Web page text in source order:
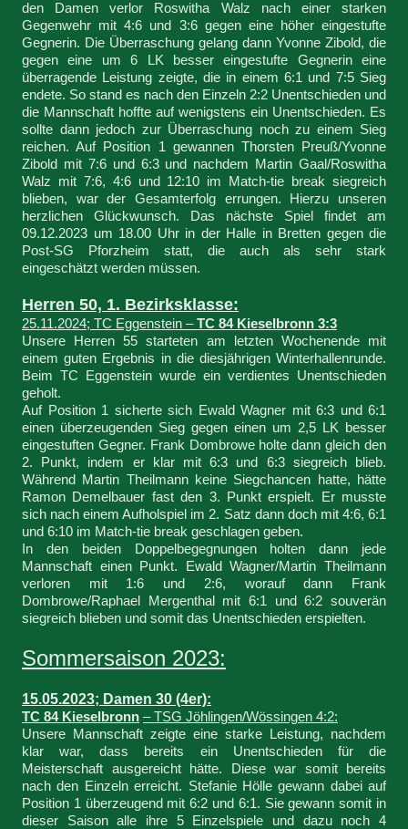
den Damen verlor Roswitha Walz nach einer starken
Gegenwehr mit 4:6 und 3:6 gegen eine höher eingestufte
Gegnerin. Die Überraschung gelang dann Yvonne Zibold, die
gegen eine um 6 LK besser eingestufte Gegnerin eine
überragende Leistung zeigte, die in einem 6:1 und 7:5 Sieg
endete. So stand es nach den Einzeln 2:2 Unentschieden und
die Mannschaft hoffte auf wenigstens ein Unentschieden. Es
sollte dann jedoch zur Überraschung noch zu einem Sieg
reichen. Auf Position 1 gewannen Thorsten Preuß/Yvonne
Zibold mit 7:6 und 6:3 und nachdem Martin Gaal/Roswitha
Walz mit 7:6, 4:6 und 12:10 im Match-tie break siegreich
blieben, war der Gesamterfolg errungen. Hierzu unseren
herzlichen Glückwunsch. Das nächste Spiel findet am
09.12.2023 um 18.00 Uhr in der Halle in Bretten gegen die
Post-SG Pforzheim statt, die auch als sehr stark
eingeschätzt werden müssen.
Herren 50, 1. Bezirksklasse:
25.11.2024; TC Eggenstein –TC 84 Kieselbronn 3:3
Unsere Herren 55 starteten am letzten Wochenende mit
einem guten Ergebnis in die diesjährigen Winterhallenrunde.
Beim TC Eggenstein wurde ein verdientes Unentschieden
geholt.
Auf Position 1 sicherte sich Ewald Wagner mit 6:3 und 6:1
einen überzeugenden Sieg gegen einen um 2,5 LK besser
eingestuften Gegner. Frank Dombrowe holte dann gleich den
2. Punkt, indem er klar mit 6:3 und 6:3 siegreich blieb.
Während Martin Theilmann keine Siegchancen hatte, hätte
Ramon Demelbauer fast den 3. Punkt erspielt. Er musste
sich nach einem Aufholspiel im 2. Satz dann doch mit 4:6, 6:1
und 6:10 im Match-tie break geschlagen geben.
In den beiden Doppelbegegnungen holten dann jede
Mannschaft einen Punkt. Ewald Wagner/Martin Theilmann
verloren mit 1:6 und 2:6, worauf dann Frank
Dombrowe/Raphael Mergenthal mit 6:1 und 6:2 souverän
siegreich blieben und somit das Unentschieden erspielten.
Sommersaison 2023:
15.05.2023; Damen 30 (4er):
TC 84 Kieselbronn – TSG Jöhlingen/Wössingen 4:2:
Unsere Mannschaft zeigte eine starke Leistung, nachdem
klar war, dass bereits ein Unentschieden für die
Meisterschaft ausgereicht hätte. Diese war somit bereits
nach den Einzeln erreicht. Stefanie Hölle gewann dabei auf
Position 1 überzeugend mit 6:2 und 6:1. Sie gewann somit in
dieser Saison alle ihre 5 Einzelspiele und dazu noch 4